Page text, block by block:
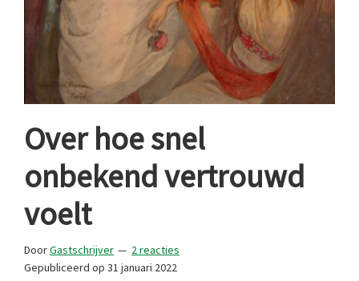
Over hoe snel
onbekend vertrouwd
voelt
DoorGastschrijver
2 reacties
Gepubliceerd op 31 januari 2022